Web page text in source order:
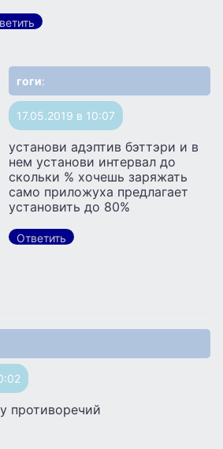
гоги:
17.05.2019 в 10:07
установи адэптив бэттэри и в
нем установи интервал до
скольки % хочешь заряжать
само приложуха предлагает
установить до 80%
Ответить
противоречий